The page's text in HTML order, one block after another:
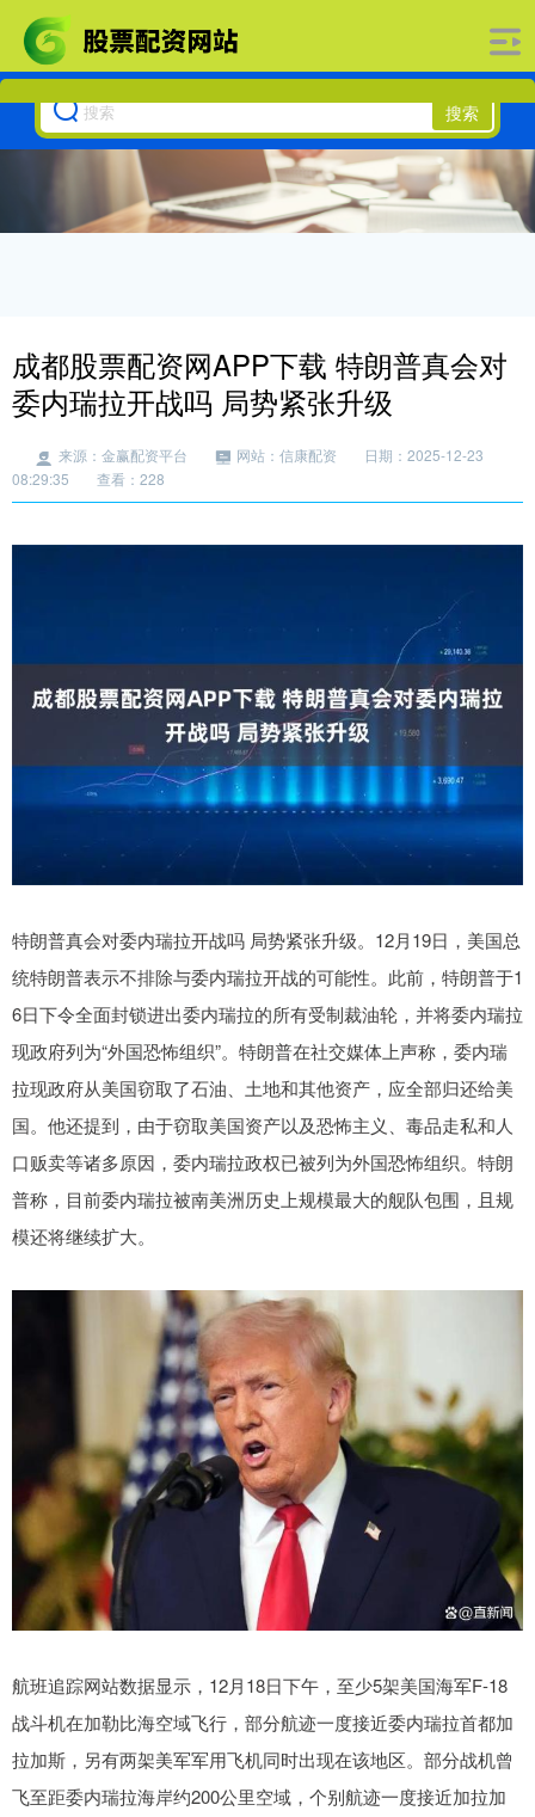
搜索
成都股票配资网APP下载 特朗普真会对
委内瑞拉开战吗 局势紧张升级
来源：金赢配资平台 网站：信康配资
日期：2025-12-23
08:29:35
查看：228
特朗普真会对委内瑞拉开战吗 局势紧张升级。12月19日，美国总
统特朗普表示不排除与委内瑞拉开战的可能性。此前，特朗普于1
6日下令全面封锁进出委内瑞拉的所有受制裁油轮，并将委内瑞拉
现政府列为“外国恐怖组织”。特朗普在社交媒体上声称，委内瑞
拉现政府从美国窃取了石油、土地和其他资产，应全部归还给美
国。他还提到，由于窃取美国资产以及恐怖主义、毒品走私和人
口贩卖等诸多原因，委内瑞拉政权已被列为外国恐怖组织。特朗
普称，目前委内瑞拉被南美洲历史上规模最大的舰队包围，且规
模还将继续扩大。
航班追踪网站数据显示，12月18日下午，至少5架美国海军F-18
战斗机在加勒比海空域飞行，部分航迹一度接近委内瑞拉首都加
拉加斯，另有两架美军军用飞机同时出现在该地区。部分战机曾
飞至距委内瑞拉海岸约200公里空域，个别航迹一度接近加拉加